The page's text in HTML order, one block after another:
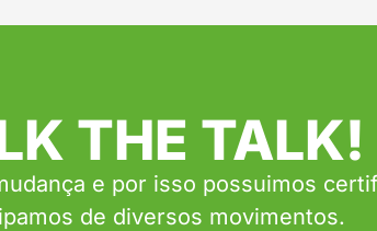
THE TALK!
e por isso possuimos
de diversos movimentos.